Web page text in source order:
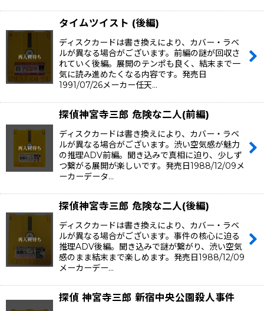
タイムツイスト (後編)
ディスクカードは書き換えにより、カバー・ラベ
ルが異なる場合がございます。前編の謎が回収さ
れていく後編。展開のテンポも良く、結末まで一
気に読み進めたくなる内容です。発売日
1991/07/26メーカー任天…
探偵神宮寺三郎 危険な二人(前編)
ディスクカードは書き換えにより、カバー・ラベ
ルが異なる場合がございます。渋い空気感が魅力
の推理ADV前編。聞き込みで真相に迫り、少しず
つ繋がる展開が楽しいです。発売日1988/12/09メ
ーカーデータ…
探偵神宮寺三郎 危険な二人(後編)
ディスクカードは書き換えにより、カバー・ラベ
ルが異なる場合がございます。事件の核心に迫る
推理ADV後編。聞き込みで謎が繋がり、渋い空気
感のまま結末まで楽しめます。発売日1988/12/09
メーカーデー…
探偵 神宮寺三郎 新宿中央公園殺人事件